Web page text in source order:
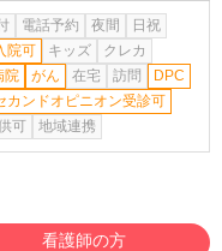
電話予約 夜間
日祝
院可 キッズ
クレカ
院 がん 在宅 訪問
DPC
カンドオピニオン受診可
可
地域連携
看護師の方